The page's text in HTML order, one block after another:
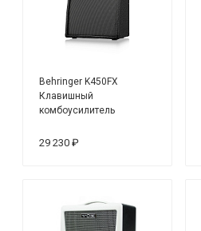
Behringer K450FX
Клавишный
комбоусилитель
29 230 ₽